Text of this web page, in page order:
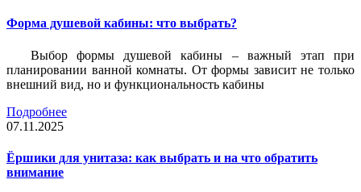
Форма душевой кабины: что выбрать?
Выбор формы душевой кабины – важный этап при
планировании ванной комнаты. От формы зависит не только
внешний вид, но и функциональность кабины
Подробнее
07.11.2025
Ёршики для унитаза: как выбрать и на что обратить
внимание